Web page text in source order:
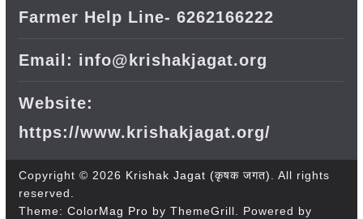
Farmer Help Line- 6262166222
Email: info@krishakjagat.org
Website:
https://www.krishakjagat.org/
Copyright © 2026 Krishak Jagat (कृषक जगत). All rights
reserved.
Theme: ColorMag Pro by ThemeGrill. Powered by